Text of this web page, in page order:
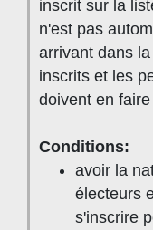
inscrit sur la
n'est pas
arrivant dans
inscrits et les
doivent en
Conditions:
avoir la
électeurs
s'inscrire